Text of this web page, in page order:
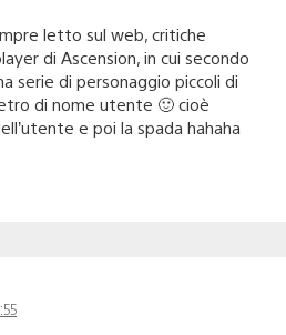
letto sul web, critiche
di Ascension, in cui secondo
serie di personaggio piccoli di
di nome utente 🙂 cioè
e poi la spada hahaha